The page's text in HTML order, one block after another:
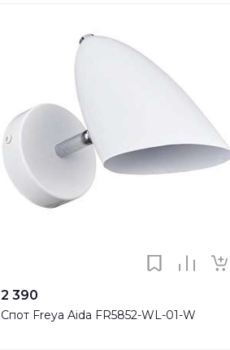
2 390
Спот Freya Aida FR5852-WL-01-W